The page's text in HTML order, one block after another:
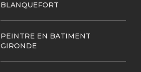
BLANQUEFORT
PEINTRE EN BATIMENT
GIRONDE